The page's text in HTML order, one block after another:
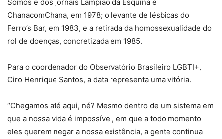
Somos e dos jornais Lampião da Esquina e
ChanacomChana, em 1978; o levante de lésbicas do
Ferro’s Bar, em 1983, e a retirada da homossexualidade do
rol de doenças, concretizada em 1985.
Para o coordenador do Observatório Brasileiro LGBTI+,
Ciro Henrique Santos, a data representa uma vitória.
“Chegamos até aqui, né? Mesmo dentro de um sistema em
que a nossa vida é impossível, em que a todo momento
eles querem negar a nossa existência, a gente continua